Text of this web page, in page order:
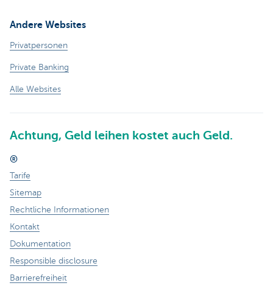
Andere Websites
Privatpersonen
Private Banking
Alle Websites
Achtung, Geld leihen kostet auch Geld.
®
Tarife
Sitemap
Rechtliche Informationen
Kontakt
Dokumentation
Responsible disclosure
Barrierefreiheit